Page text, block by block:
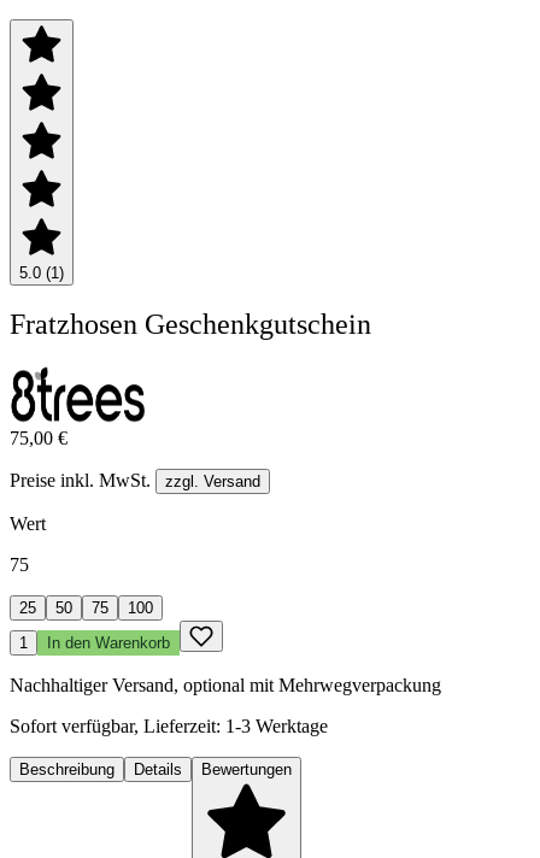
5.0 (1)
Fratzhosen Geschenkgutschein
75,00 €
Preise inkl. MwSt. zzgl. Versand
Wert
75
25 50 75
100
1
In den Warenkorb
Nachhaltiger Versand, optional mit Mehrwegverpackung
Sofort verfügbar, Lieferzeit: 1-3 Werktage
Beschreibung Details Bewertungen